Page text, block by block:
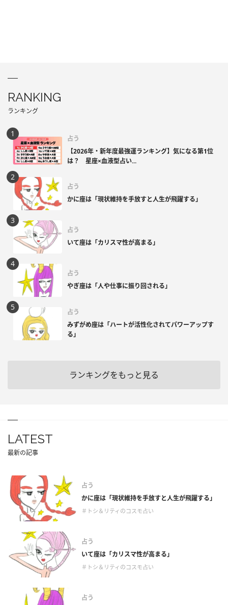
RANKING
ランキング
占う
【2026年・新年度最強運ランキング】気になる第1位
は？ 星座×血液型占い...
占う
かに座は「現状維持を手放すと人生が飛躍する」
占う
いて座は「カリスマ性が高まる」
占う
やぎ座は「人や仕事に振り回される」
占う
みずがめ座は「ハートが活性化されてパワーアップす
る」
ランキングをもっと見る
LATEST
最新の記事
占う
かに座は「現状維持を手放すと人生が飛躍する」
＃トシ＆リティのコスモ占い
占う
いて座は「カリスマ性が高まる」
＃トシ＆リティのコスモ占い
占う